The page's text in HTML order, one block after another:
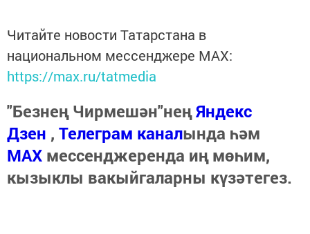
Читайте новости Татарстана в
национальном мессенджере MАХ:
https://max.ru/tatmedia
"Безнең Чирмешән"неңЯндекс
Дзен , Телеграм каналында һәм
МАХ мессенджеренда иң мөһим,
кызыклы вакыйгаларны күзәтегез.